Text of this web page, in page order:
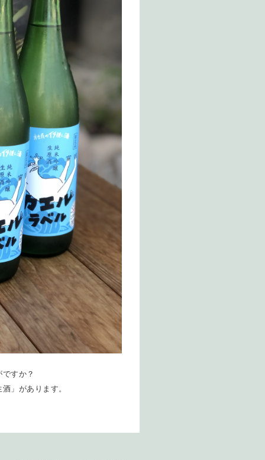
すか？
」があります。